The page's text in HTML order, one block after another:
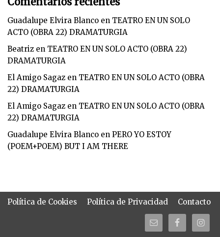
Guadalupe Elvira Blanco en TEATRO EN UN SOLO
ACTO (OBRA 22) DRAMATURGIA
Beatriz en TEATRO EN UN SOLO ACTO (OBRA 22)
DRAMATURGIA
El Amigo Sagaz en TEATRO EN UN SOLO ACTO (OBRA
22) DRAMATURGIA
El Amigo Sagaz en TEATRO EN UN SOLO ACTO (OBRA
22) DRAMATURGIA
Guadalupe Elvira Blanco en PERO YO ESTOY
(POEM+POEM) BUT I AM THERE
Política de Cookies Política de Privacidad Contacto